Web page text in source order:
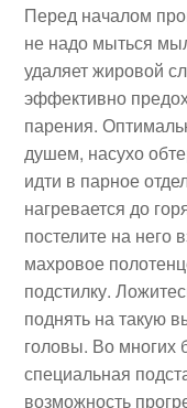
Перед началом
не надо мыться
удаляет жировой
эффективно
парения.
душем, насухо
идти в парное
нагревается до
постелите на него
махровое
подстилку.
поднять на такую
головы. Во многих
специальная
возможность